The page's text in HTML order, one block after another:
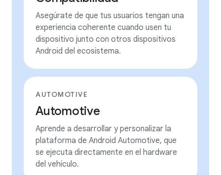
Asegúrate de que tus usuarios tengan una
experiencia coherente cuando usen tu
dispositivo junto con otros dispositivos
Android del ecosistema.
AUTOMOTIVE
Automotive
Aprende a desarrollar y personalizar la
plataforma de Android Automotive, que
se ejecuta directamente en el hardware
del vehículo.